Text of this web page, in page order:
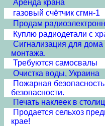
Аренда крана
газовый счётчик сгмн-1
Продам
Куплю радиодетали с
Сигнализация для дома
монтажа.
Требуются самосвалы
Очистка воды, Украина
Пожарная
безопасности.
Печать наклеек в
Продается сельхоз
крае!